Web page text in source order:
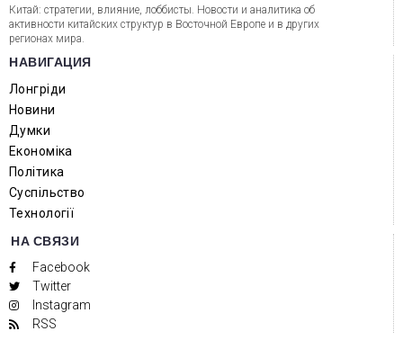
Китай: стратегии, влияние, лоббисты. Новости и аналитика об
активности китайских структур в Восточной Европе и в других
регионах мира.
НАВИГАЦИЯ
Лонгріди
Новини
Думки
Економіка
Політика
Суспільство
Технології
НА СВЯЗИ
Facebook
Twitter
Instagram
RSS